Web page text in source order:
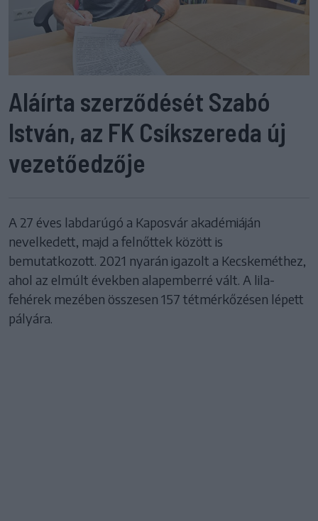
Aláírta szerződését Szabó
István, az FK Csíkszereda új
vezetőedzője
A 27 éves labdarúgó a Kaposvár akadémiáján
nevelkedett, majd a felnőttek között is
bemutatkozott. 2021 nyarán igazolt a Kecskeméthez,
ahol az elmúlt években alapemberré vált. A lila-
fehérek mezében összesen 157 tétmérkőzésen lépett
pályára.